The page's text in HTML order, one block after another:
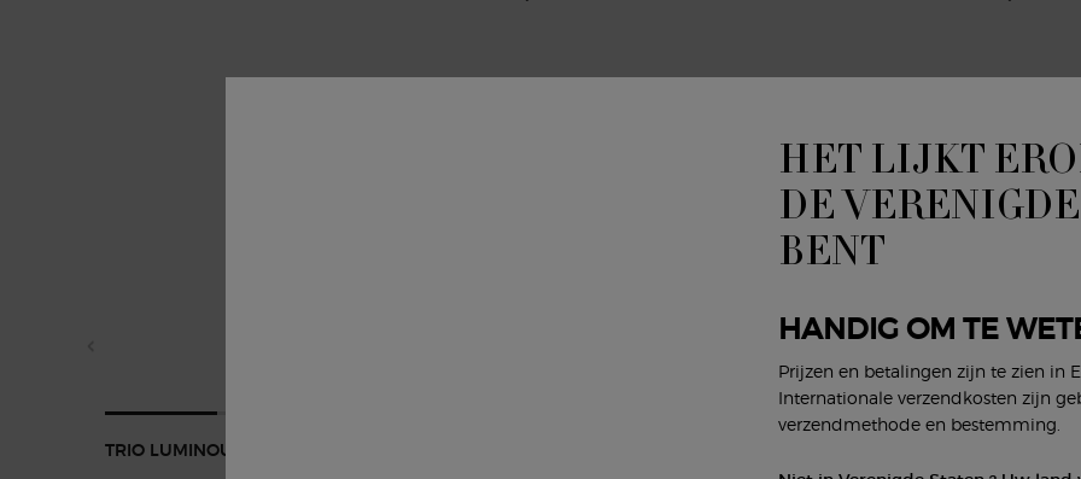
TRIO LUMINOUS SILK
HET LIJKT
DE
BENT
HANDIG OM TE
Prijzen en betalingen zijn te zien in
Internationale verzendkosten zijn
verzendmethode en bestemming.